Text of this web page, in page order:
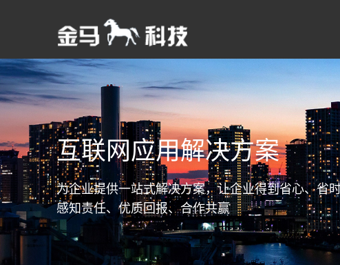
轻松建站 服务到位
为客户提供一体化网站设计服
务
小程序开发
全功能小程序商城、开发定制
服务、全程售后服务、无忧备
案
商
分
金云智能建站 IPv4 归
分享、交流、传播
知识分享、技术交流、经验积
累、提升能力
关于金马科技
金马科技，成立于2008年9月，专业提
供互联网技术服务。
携手合作 互利共赢
携手推进合作，实现互利共赢。
互联网应用解决方案
为企业提供一站式解决方案，让企业得到省心、省
感知责任、优质回报、合作共赢